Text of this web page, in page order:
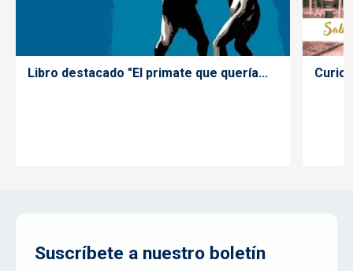
Libro destacado "El primate que quería...
Suscríbete a nuestro boletín